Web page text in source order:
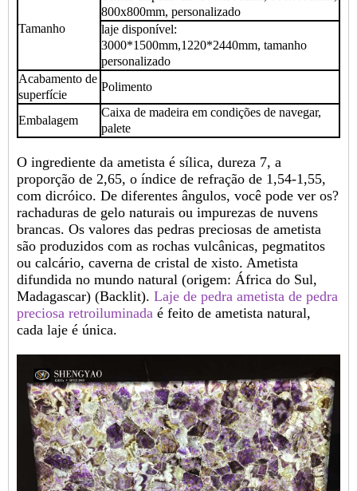
Tamanho
800x800mm, personalizado
laje disponível:
3000*1500mm,1220*2440mm, tamanho
personalizado
Acabamento de
superfície
Polimento
Embalagem
Caixa de madeira em condições de navegar,
palete
O ingrediente da ametista é sílica, dureza 7, a
proporção de 2,65, o índice de refração de 1,54-1,55,
com dicróico. De diferentes ângulos, você pode ver os?
rachaduras de gelo naturais ou impurezas de nuvens
brancas. Os valores das pedras preciosas de ametista
são produzidos com as rochas vulcânicas, pegmatitos
ou calcário, caverna de cristal de xisto. Ametista
difundida no mundo natural (origem: África do Sul,
Madagascar) (Backlit). Laje de pedra ametista de pedra
preciosa retroiluminada é feito de ametista natural,
cada laje é única.